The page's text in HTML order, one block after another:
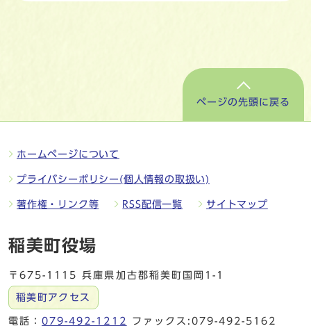
ページの先頭に戻る
ホームページについて
プライバシーポリシー(個人情報の取扱い)
著作権・リンク等 RSS配信一覧 サイトマップ
稲美町役場
〒675-1115 兵庫県加古郡稲美町国岡1-1
稲美町アクセス
電話：079-492-1212 ファックス:079-492-5162